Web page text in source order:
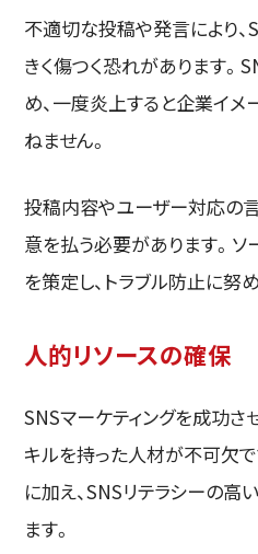
不適切な投稿や発言により
きく傷つく恐れがあります
め、一度炎上すると企業イ
ねません。
投稿内容やユーザー対応の
意を払う必要があります。ソ
を策定し、トラブル防止に努め
人的リソースの確保
SNSマーケティングを成功さ
キルを持った人材が不可欠
に加え、SNSリテラシーの
ます。